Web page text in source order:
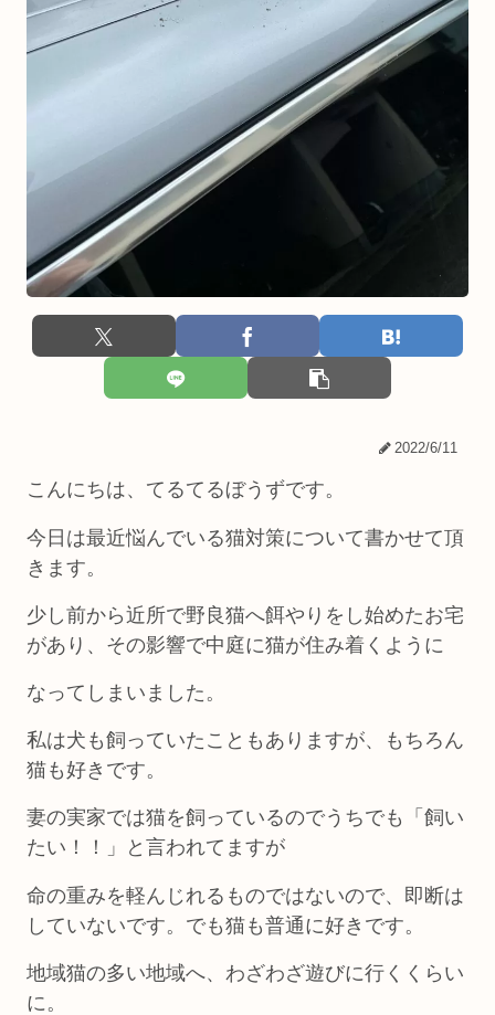
2022/6/11
こんにちは、てるてるぼうずです。
今日は最近悩んでいる猫対策について書かせて頂
きます。
少し前から近所で野良猫へ餌やりをし始めたお宅
があり、その影響で中庭に猫が住み着くように
なってしまいました。
私は犬も飼っていたこともありますが、もちろん
猫も好きです。
妻の実家では猫を飼っているのでうちでも「飼い
たい！！」と言われてますが
命の重みを軽んじれるものではないので、即断は
していないです。でも猫も普通に好きです。
地域猫の多い地域へ、わざわざ遊びに行くくらい
に。